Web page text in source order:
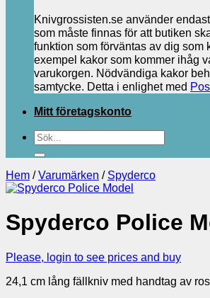
Knivgrossisten.se använder
som måste finnas för att butiken
funktion som förväntas av dig som
exempel kakor som kommer ihåg
varukorgen. Nödvändiga kakor
samtycke. Detta i enlighet med
Mitt företagskonto
Sök
efter:
Hem / Varumärken / Spyderco
Spyderco Police
Please, login to see prices and buy
24,1 cm lång fällkniv med handtag av